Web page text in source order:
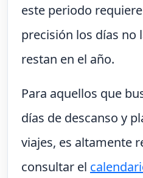
este periodo
precisión los días no
restan en el año.
Para aquellos que
días de descanso y
viajes, es altamente
consultar el